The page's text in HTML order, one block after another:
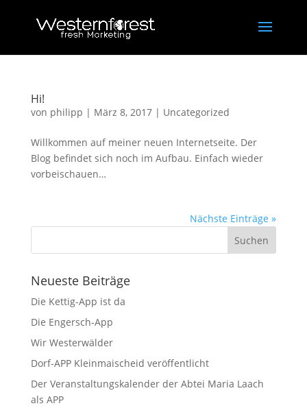
Hi!
von philipp | März 8, 2017| Uncategorized
Willkommen auf meiner neuen Internetseite. Der
Blog befindet sich noch im Aufbau. Einfach wieder
vorbeischauen…
Nächste Einträge »
Neueste Beiträge
Die Kettig-App ist da
Die Engersch-App
Wir Westerwälder
Dorf-APP Kleinmaischeid veröffentlicht
Der Veranstaltungskalender der Abtei Maria Laach
als APP